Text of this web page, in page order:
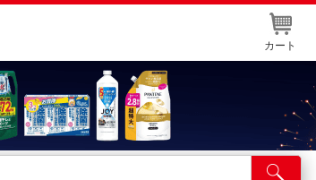
カート